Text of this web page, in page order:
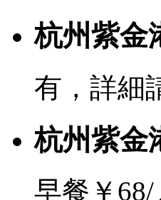
杭州紫金
有，詳細
杭州紫金
早餐￥68/